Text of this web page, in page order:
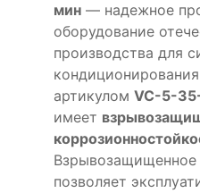
мин — надежное
оборудование
производства для
артикулом VC-5-
имеет
Взрывозащищенное
позволяет